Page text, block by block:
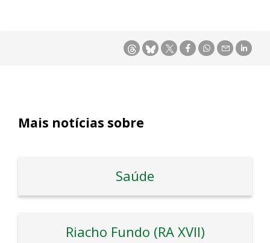
Mais notícias sobre
Saúde
Riacho Fundo (RA XVII)